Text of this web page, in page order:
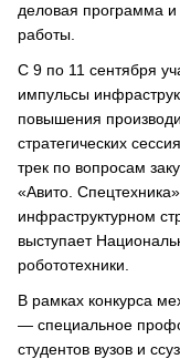
деловая программа и
работы.
С 9 по 11 сентября
импульсы
повышения
стратегических
трек по вопросам
«Авито.
инфраструктурном
выступает
робототехники.
В рамках конкурса
— специальное
студентов вузов и